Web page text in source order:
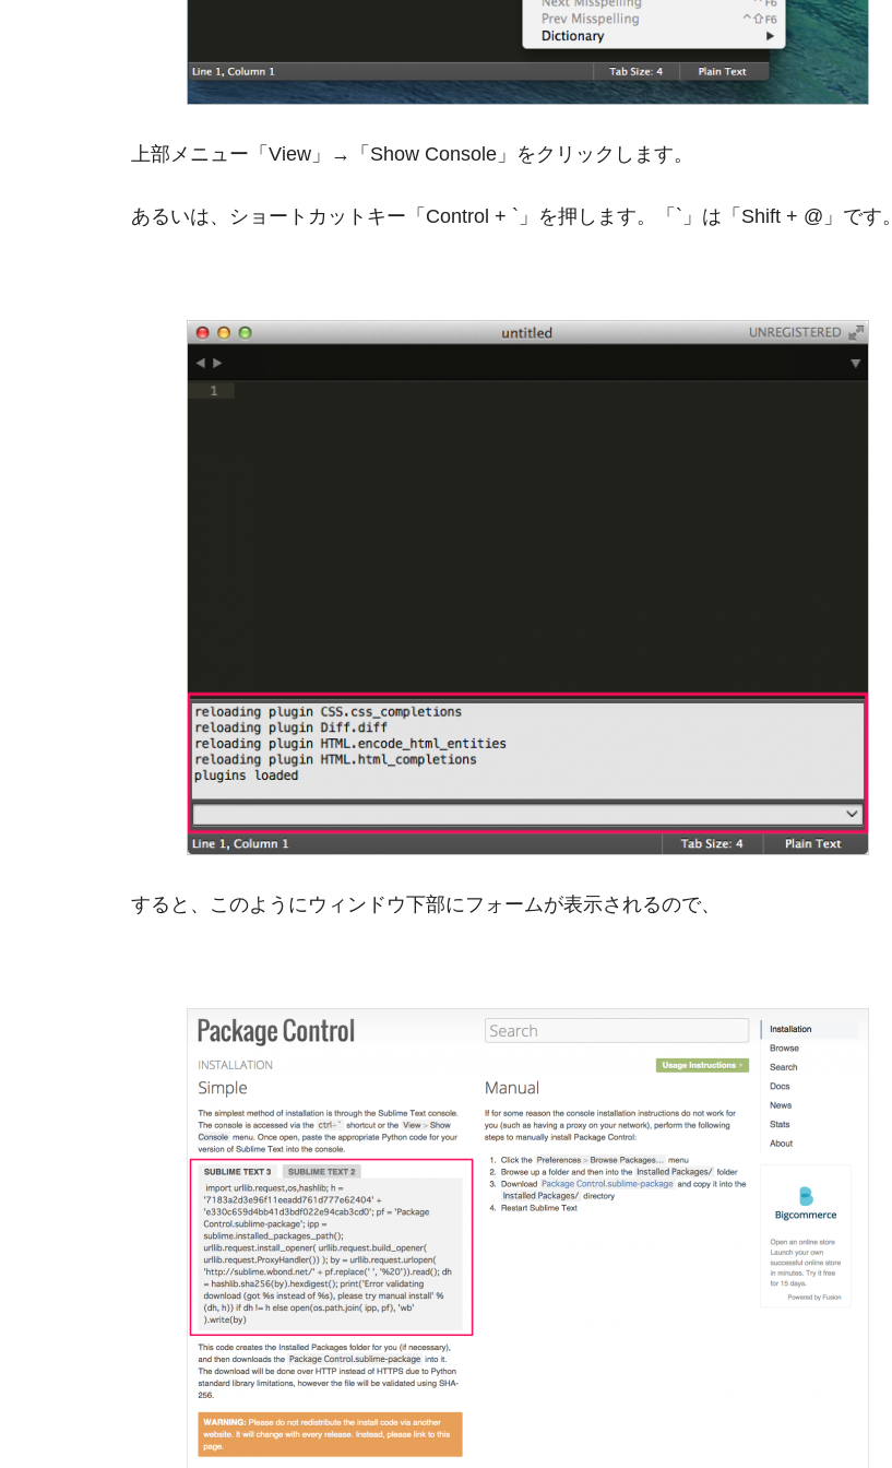
上部メニュー「View」→「Show Console」をクリックします。
あるいは、ショートカットキー「Control + `」を押します。「`」は「Shift + @」です。
すると、このようにウィンドウ下部にフォームが表示されるので、